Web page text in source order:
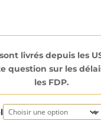
livrés depuis les
question sur les
les FDP.